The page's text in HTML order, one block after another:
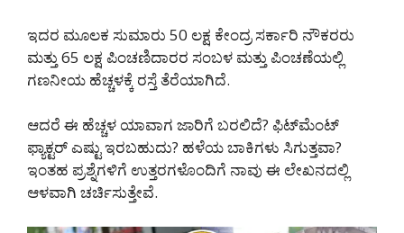
ಇದರ ಮೂಲಕ ಸುಮಾರು 50 ಲಕ್ಷ ಕೇಂದ್ರ ಸರ್ಕಾರಿ ನೌಕರರು
ಮತ್ತು 65 ಲಕ್ಷ ಪಿಂಚಣಿದಾರರ ಸಂಬಳ ಮತ್ತು ಪಿಂಚಣೆಯಲ್ಲಿ
ಗಣನೀಯ ಹೆಚ್ಚಳಕ್ಕೆ ರಸ್ತೆ ತೆರೆಯಾಗಿದೆ.
ಆದರೆ ಈ ಹೆಚ್ಚಳ ಯಾವಾಗ ಜಾರಿಗೆ ಬರಲಿದೆ? ಫಿಟ್‌ಮೆಂಟ್
ಫ್ಯಾಕ್ಟರ್ ಎಷ್ಟು ಇರಬಹುದು? ಹಳೆಯ ಬಾಕಿಗಳು ಸಿಗುತ್ತವಾ?
ಇಂತಹ ಪ್ರಶ್ನೆಗಳಿಗೆ ಉತ್ತರಗಳೊಂದಿಗೆ ನಾವು ಈ ಲೇಖನದಲ್ಲಿ
ಆಳವಾಗಿ ಚರ್ಚಿಸುತ್ತೇವೆ.